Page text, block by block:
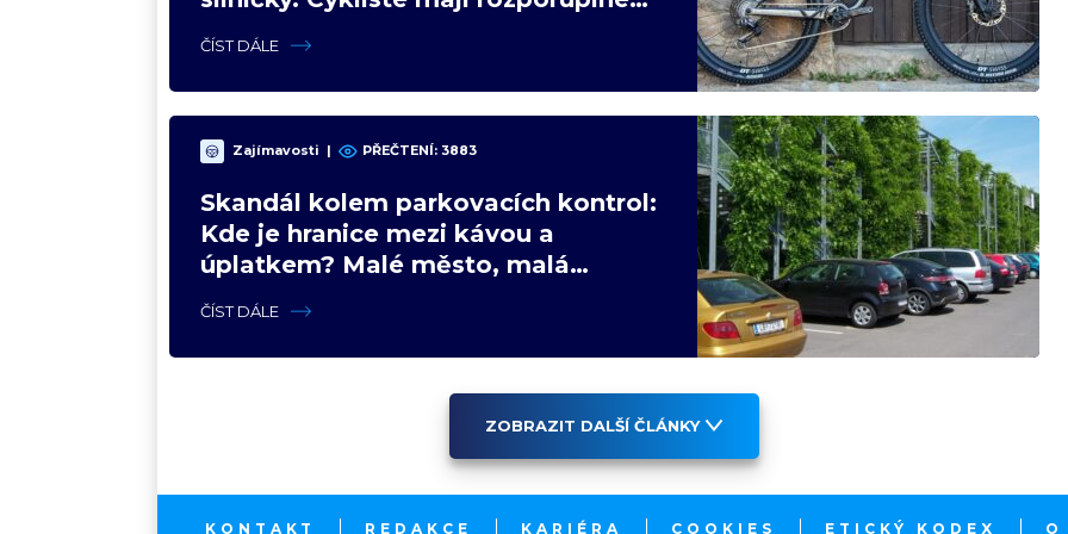
názory
ČÍST DÁLE
Zajímavosti | PŘEČTENÍ: 3883
Skandál kolem parkovacích kontrol:
Kde je hranice mezi kávou a
úplatkem? Malé město, malá
výhoda, velký problém
ČÍST DÁLE
ZOBRAZIT DALŠÍ ČLÁNKY
KONTAKT REDAKCE KARIÉRA COOKIES ETICKÝ KODEX O